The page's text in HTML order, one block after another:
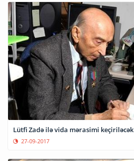
Lütfi Zadə ilə vida mərasimi keçiriləcək
27-09-2017